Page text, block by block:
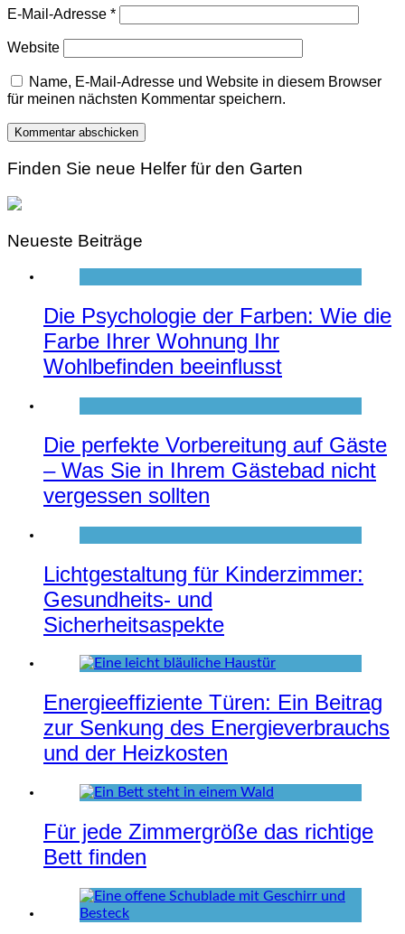
E-Mail-Adresse *
Website
Name, E-Mail-Adresse und Website in diesem Browser
für meinen nächsten Kommentar speichern.
Finden Sie neue Helfer für den Garten
Neueste Beiträge
Die Psychologie der Farben: Wie die
Farbe Ihrer Wohnung Ihr
Wohlbefinden beeinflusst
Die perfekte Vorbereitung auf Gäste
– Was Sie in Ihrem Gästebad nicht
vergessen sollten
Lichtgestaltung für Kinderzimmer:
Gesundheits- und
Sicherheitsaspekte
Energieeffiziente Türen: Ein Beitrag
zur Senkung des Energieverbrauchs
und der Heizkosten
Für jede Zimmergröße das richtige
Bett finden